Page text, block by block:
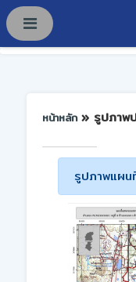
หน้าหลัก » รูปภาพ
รูปภาพแผ